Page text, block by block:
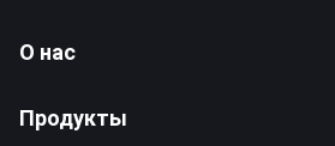
О нас
Продукты